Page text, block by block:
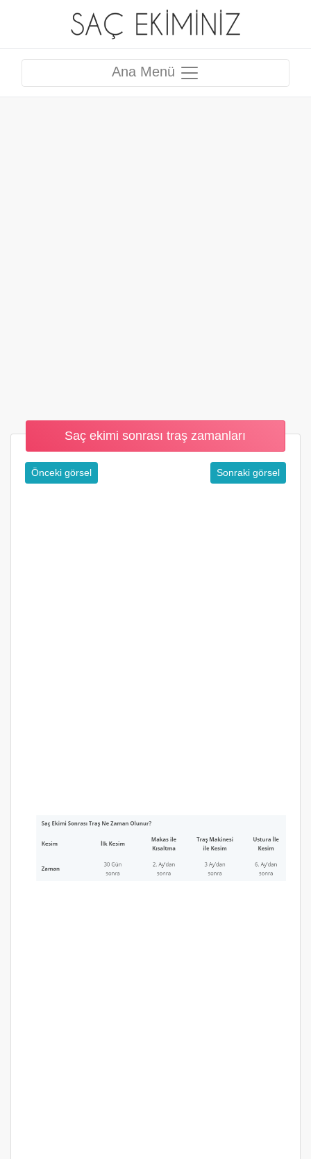
Ana Menü
Saç ekimi sonrası traş zamanları
Önceki görsel Sonraki görsel